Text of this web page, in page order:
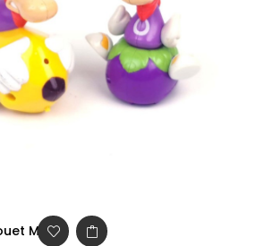
McDo